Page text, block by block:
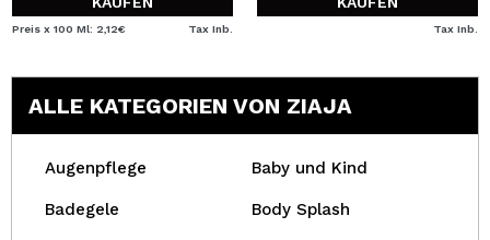
Preis x 100 Ml: 2,12€ Tax Inb. Tax Inb.
ALLE KATEGORIEN VON ZIAJA
Augenpflege Baby und Kind
Badegele Body Splash